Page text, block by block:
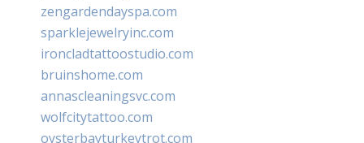
zengardendayspa.com
sparklejewelryinc.com
ironcladtattoostudio.com
bruinshome.com
annascleaningsvc.com
wolfcitytattoo.com
oysterbayturkeytrot.com